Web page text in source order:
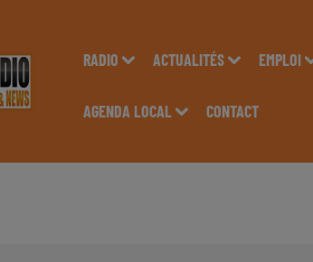
RADIO ACTUALITÉS EMPLOI
AGENDA LOCAL CONTACT